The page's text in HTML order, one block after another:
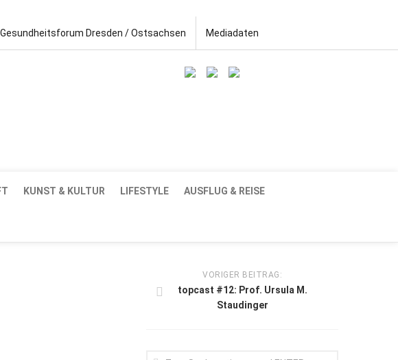
Dresden / Ostsachsen Mediadaten
KUNST & KULTUR LIFESTYLE AUSFLUG & REISE
VORIGER BEITRAG:
topcast #12: Prof. Ursula M.
Staudinger